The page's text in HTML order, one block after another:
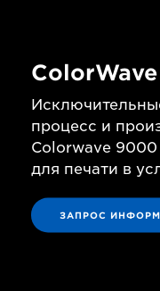
процесс и
Colorwave
для печати в
ЗАПРОС